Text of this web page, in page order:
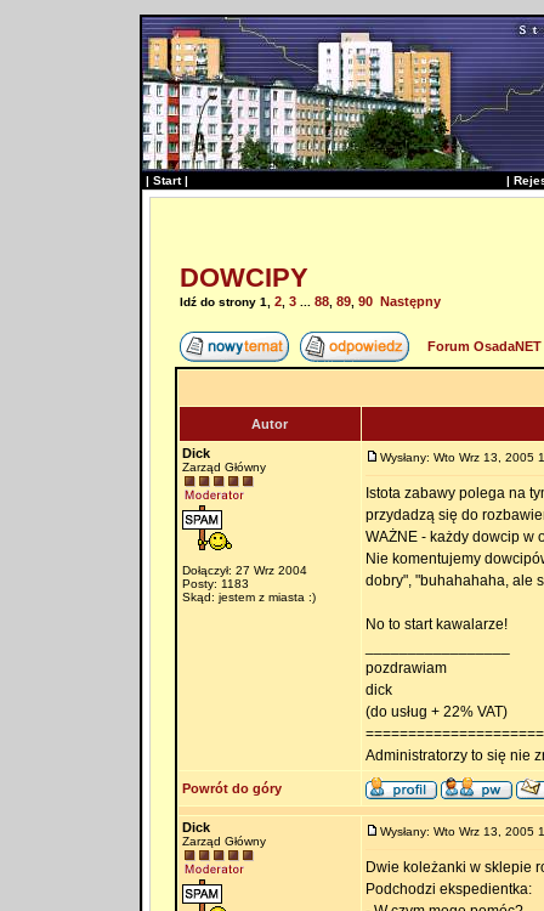
| Start| |
DOWCIPY
Idź do strony 1 2, 3... 88, 89, 90 Następny
Forum
Autor
Dick
Zarząd Główny
Dołączył: 27 Wrz 2004
Posty: 1183
Skąd: jestem z miasta :)
Wysłany: Wto Wrz 13, 2005
Istota zabawy polega na
przydadzą się do
WAŻNE - każdy dowcip w
Nie komentujemy
dobry", "buhahahaha, ale
No to start kawalarze!
pozdrawiam
dick
(do usług + 22% VAT)
Administratorzy to się nie
Powrót do góry
Dick
Zarząd Główny
Wysłany: Wto Wrz 13, 2005
Dwie koleżanki w sklepie
Podchodzi ekspedientka: